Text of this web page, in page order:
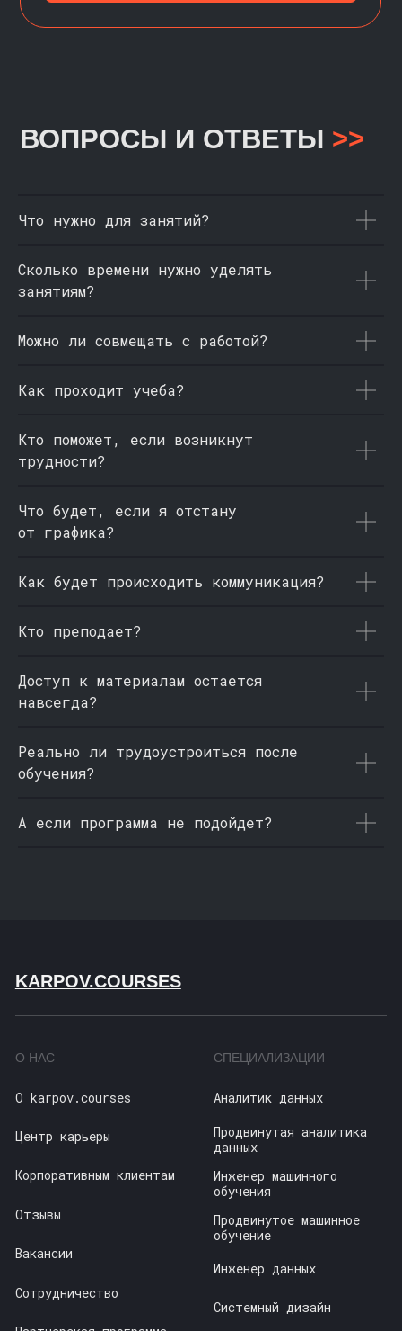
Что нужно для занятий?
Сколько времени нужно уделять
занятиям?
Можно ли совмещать с работой?
Как проходит учеба?
Кто поможет, если возникнут
трудности?
Что будет, если я отстану
от графика?
Как будет происходить коммуникация?
Кто преподает?
Доступ к материалам остается
навсегда?
Реально ли трудоустроиться после
обучения?
А если программа не подойдет?